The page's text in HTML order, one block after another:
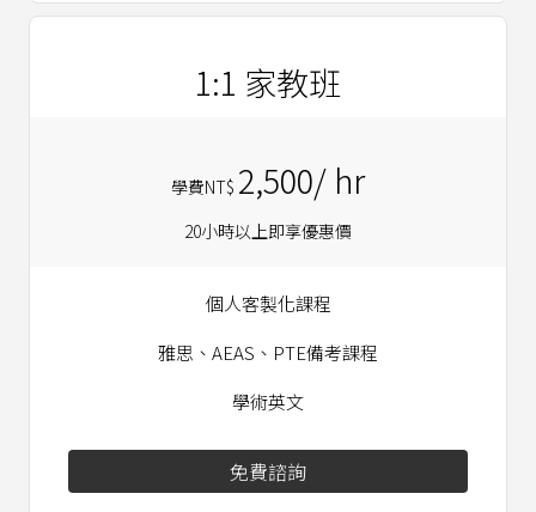
1:1 家教班
學費NT$ 2,500/ hr
20小時以上即享優惠價
個人客製化課程
雅思、AEAS、PTE備考課程
學術英文
免費諮詢